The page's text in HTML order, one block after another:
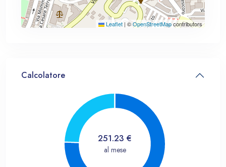
Leaflet | ©OpenStreetMapcontributors
Calcolatore
251.23 €
al mese